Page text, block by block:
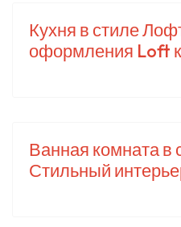
Кухня в стиле
оформления Loft
Ванная комната в
Стильный